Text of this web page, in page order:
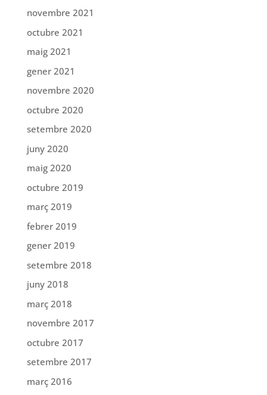
novembre 2021
octubre 2021
maig 2021
gener 2021
novembre 2020
octubre 2020
setembre 2020
juny 2020
maig 2020
octubre 2019
març 2019
febrer 2019
gener 2019
setembre 2018
juny 2018
març 2018
novembre 2017
octubre 2017
setembre 2017
març 2016